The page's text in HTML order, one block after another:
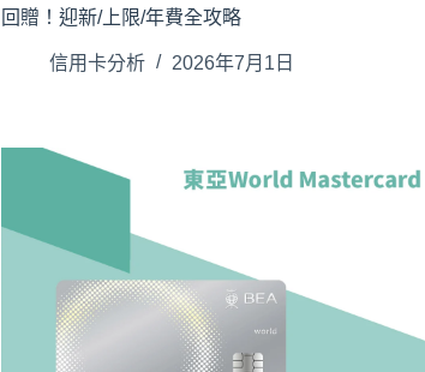
回贈！迎新/上限/年費全攻略
信用卡分析 2026年7月1日